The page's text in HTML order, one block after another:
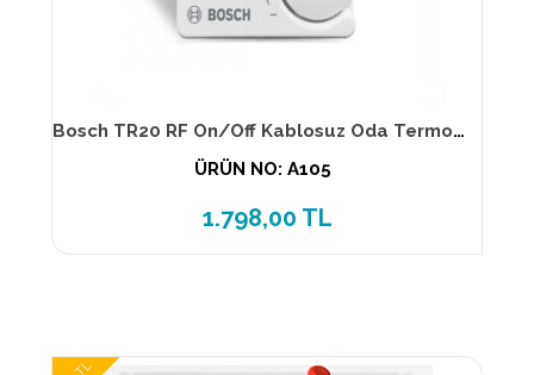
Bosch TR20 RF On/Off Kablosuz Oda Termostatı 7716500527
ÜRÜN NO: A105
1.798,00 TL